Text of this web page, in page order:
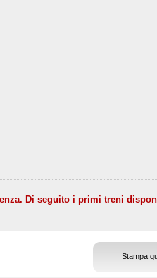
Di seguito i primi treni
Stampa